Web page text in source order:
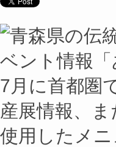
7月に首都圏
産展情報、
使用したメ